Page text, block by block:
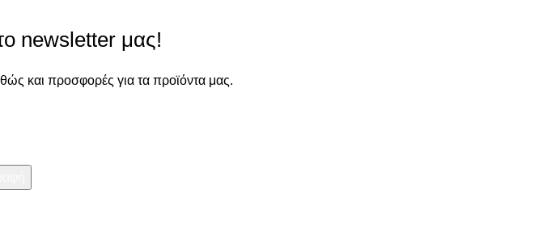
newsletter μας!
και προσφορές για τα προϊόντα μας.